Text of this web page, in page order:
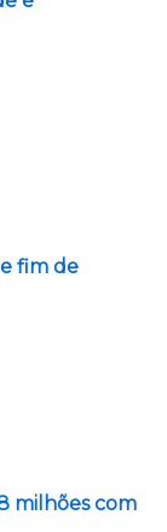
fim de
milhões com